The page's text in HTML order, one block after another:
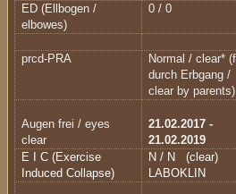
ED (Ellbogen /
elbowes)
0 / 0
prcd-PRA
Normal / clear*
durch Erbgang /
clear by parents)
Augen frei / eyes
clear
21.02.2017 -
21.02.2019
E I C (Exercise
Induced Collapse)
N / N
(clear)
LABOKLIN